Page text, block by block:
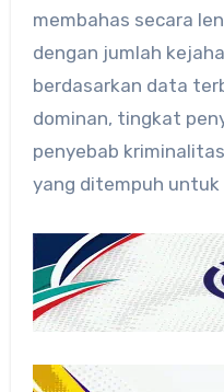
membahas secara
dengan jumlah
berdasarkan data
dominan, tingkat
penyebab
yang ditempuh